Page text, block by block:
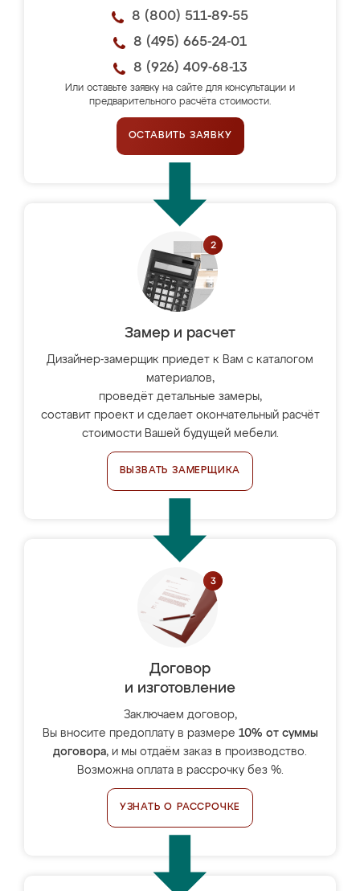
8 (800) 511-89-55
8 (495) 665-24-01
8 (926) 409-68-13
Или оставьте заявку на сайте для консультации и
предварительного расчёта стоимости.
ОСТАВИТЬ ЗАЯВКУ
Замер и расчет
Дизайнер-замерщик приедет к Вам с каталогом
материалов,
проведёт детальные замеры,
составит проект и сделает окончательный расчёт
стоимости Вашей будущей мебели.
ВЫЗВАТЬ ЗАМЕРЩИКА
Договор
и изготовление
Заключаем договор,
Вы вносите предоплату в размере 10% от суммы
договора, и мы отдаём заказ в производство.
Возможна оплата в рассрочку без %.
УЗНАТЬ О РАССРОЧКЕ